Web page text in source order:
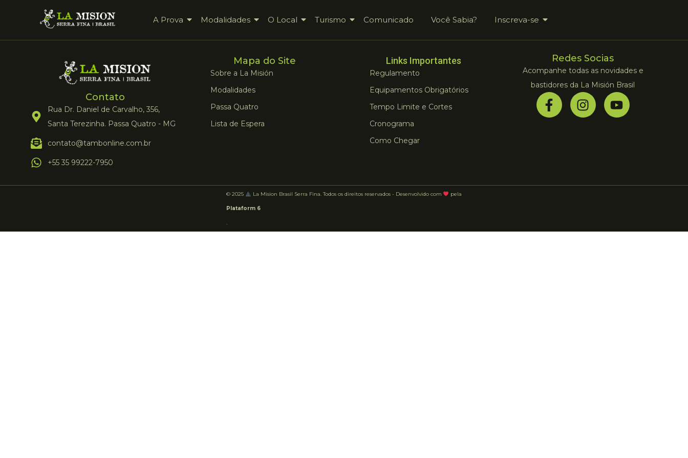
A Prova Modalidades O Local Turismo Comunicado Você Sabia? Inscreva-se
Contato
Rua Dr. Daniel de Carvalho, 356,
Santa Terezinha. Passa Quatro - MG
contato@tambonline.com.br
+55 35 99222-7950
Mapa do Site
Sobre a La Misión
Modalidades
Passa Quatro
Lista de Espera
Links Importantes
Regulamento
Equipamentos Obrigatórios
Tempo Limite e Cortes
Cronograma
Como Chegar
Redes Socias
Acompanhe todas as novidades e
bastidores da La Misión Brasil
© 2025 La Mision Brasil Serra Fina. Todos os direitos reservados - Desenvolvido com pela
Plataform 6
.